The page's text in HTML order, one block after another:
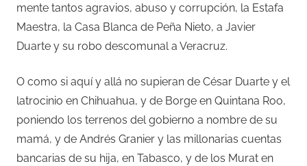
mente tantos agravios, abuso y corrupción, la Estafa
Maestra, la Casa Blanca de Peña Nieto, a Javier
Duarte y su robo descomunal a Veracruz.
O como si aquí y allá no supieran de César Duarte y el
latrocinio en Chihuahua, y de Borge en Quintana Roo,
poniendo los terrenos del gobierno a nombre de su
mamá, y de Andrés Granier y las millonarias cuentas
bancarias de su hija, en Tabasco, y de los Murat en